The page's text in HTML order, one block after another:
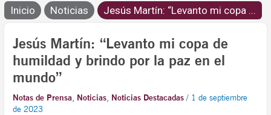
Inicio Noticias Jesús Martín: “Levanto mi copa ...
Jesús Martín: “Levanto mi copa de
humildad y brindo por la paz en el
mundo”
Notas de Prensa, Noticias, Noticias Destacadas / 1 de septiembre
de 2023